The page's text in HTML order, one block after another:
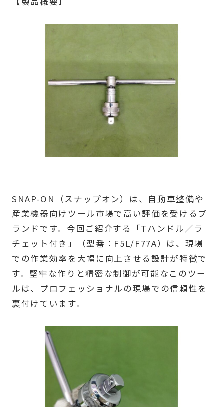
SNAP-ON（スナップオン）は、自動車整備や
産業機器向けツール市場で高い評価を受けるブ
ランドです。今回ご紹介する「Tハンドル／ラ
チェット付き」（型番：F5L/F77A）は、現場
での作業効率を大幅に向上させる設計が特徴で
す。堅牢な作りと精密な制御が可能なこのツー
ルは、プロフェッショナルの現場での信頼性を
裏付けています。